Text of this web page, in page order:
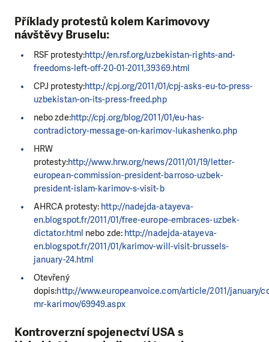
Příklady protestů kolem Karimovovy
návštěvy Bruselu:
RSF protesty:http://en.rsf.org/uzbekistan-rights-and-
freedoms-left-off-20-01-2011,39369.html
CPJ protesty:http://cpj.org/2011/01/cpj-asks-eu-to-press-
uzbekistan-on-its-press-freed.php
nebo zde:http://cpj.org/blog/2011/01/eu-has-
contradictory-message-on-karimov-lukashenko.php
HRW
protesty:http://www.hrw.org/news/2011/01/19/letter-
european-commission-president-barroso-uzbek-
president-islam-karimov-s-visit-b
AHRCA protesty: http://nadejda-atayeva-
en.blogspot.fr/2011/01/free-europe-embraces-uzbek-
dictator.html nebo zde: http://nadejda-atayeva-
en.blogspot.fr/2011/01/karimov-will-visit-brussels-
january-24.html
Otevřený
dopis:http://www.europeanvoice.com/article/2011/january/
mr-karimov/69949.aspx
Kontroverzní spojenectví USA s